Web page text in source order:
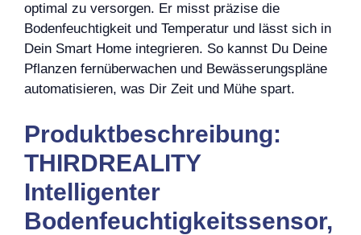
optimal zu versorgen. Er misst präzise die
Bodenfeuchtigkeit und Temperatur und lässt sich in
Dein Smart Home integrieren. So kannst Du Deine
Pflanzen fernüberwachen und Bewässerungspläne
automatisieren, was Dir Zeit und Mühe spart.
Produktbeschreibung:
THIRDREALITY
Intelligenter
Bodenfeuchtigkeitssensor,